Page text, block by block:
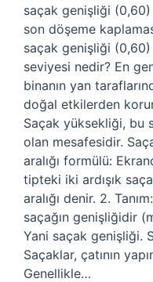
saçak genişliği
son döşeme
saçak genişliği (0,60)
seviyesi nedir? En
binanın yan
doğal etkilerden
Saçak yüksekliği, bu
olan mesafesidir.
aralığı formülü:
tipteki iki ardışık
aralığı denir. 2.
saçağın genişliğidir
Yani saçak genişliği.
Saçaklar, çatının
Genellikle…